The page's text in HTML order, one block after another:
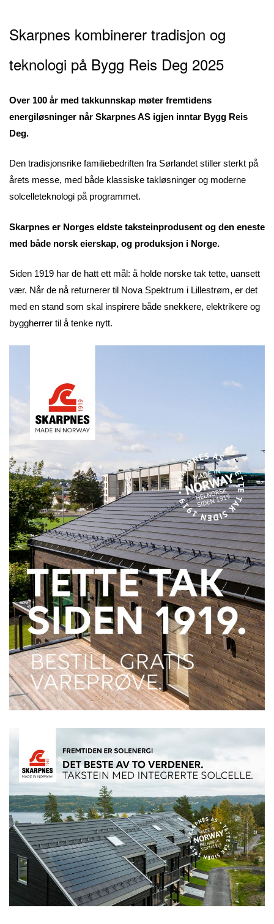
Skarpnes kombinerer tradisjon og
teknologi på Bygg Reis Deg 2025
Over 100 år med takkunnskap møter fremtidens
energiløsninger når Skarpnes AS igjen inntar Bygg Reis
Deg.
Den tradisjonsrike familiebedriften fra Sørlandet stiller sterkt på
årets messe, med både klassiske takløsninger og moderne
solcelleteknologi på programmet.
Skarpnes er Norges eldste taksteinprodusent og den eneste
med både norsk eierskap, og produksjon i Norge.
Siden 1919 har de hatt ett mål: å holde norske tak tette, uansett
vær. Når de nå returnerer til Nova Spektrum i Lillestrøm, er det
med en stand som skal inspirere både snekkere, elektrikere og
byggherrer til å tenke nytt.